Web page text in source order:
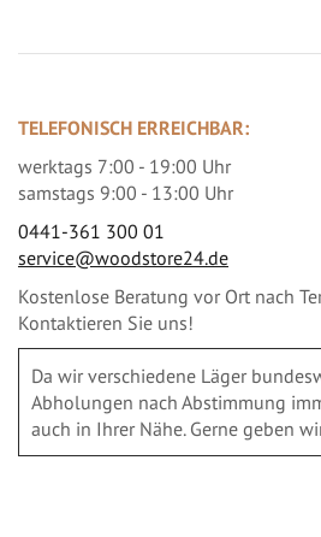
TELEFONISCH ERREICHBAR:
werktags 7:00 - 19:00 Uhr
samstags 9:00 - 13:00 Uhr
0441-361 300 01
service@woodstore24.de
Kostenlose Beratung vor Ort nach
Kontaktieren Sie uns!
Da wir verschiedene Läger
Abholungen nach Abstimmung
auch in Ihrer Nähe. Gerne geben